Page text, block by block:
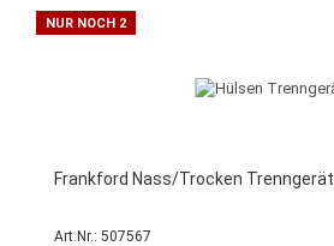
NUR NOCH 2
Frankford Nass/Trocken Trenngerät
Art.Nr.: 507567